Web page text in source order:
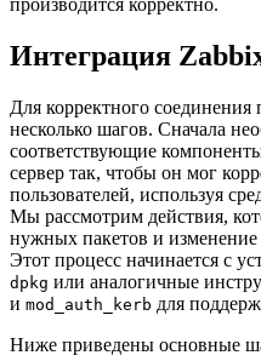
производится корректно.
Интеграция
Для корректного соединения
несколько шагов. Сначала
соответствующие
сервер так, чтобы он мог
пользователей, используя
Мы рассмотрим действия,
нужных пакетов и
Этот процесс начинается с
dpkg или аналогичные
и mod_auth_kerb для
Ниже приведены основные